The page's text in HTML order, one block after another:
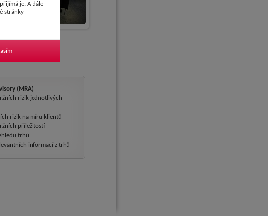
(MRA)
rizik jednotlivých
rizik na míru klientů
příležitostí
trhů
informací z trhů
je. A dále
stránky